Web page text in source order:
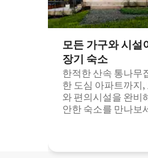
모든 가구와 시설
장기 숙소
한적한 산속 통나무
한 도심 아파트까지,
와 편의시설을 완비
안한 숙소를 만나보